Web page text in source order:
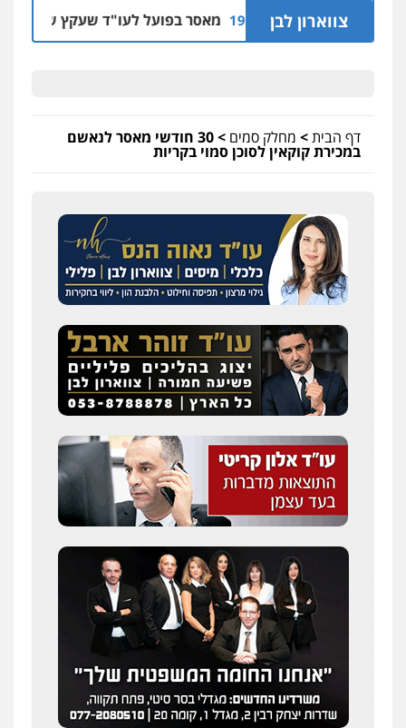
צווארון לבן
04.08 | 19:10 מאסר בפועל לעו"ד שעקץ שני מיליון
דף הבית> מחלק סמים > 30 חודשי מאסר לנאשם
במכירת קוקאין לסוכן סמוי בקריות